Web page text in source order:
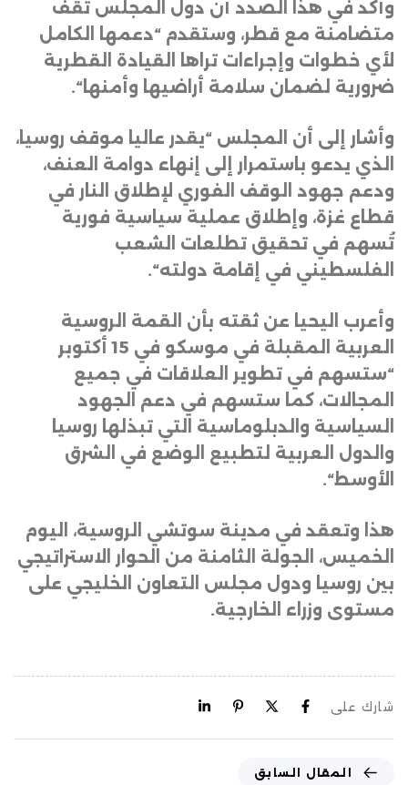
وأكد في هذا الصدد أن دول المجلس تقف
متضامنة مع قطر، وستقدم “دعمها الكامل
لأي خطوات وإجراءات تراها القيادة القطرية
ضرورية لضمان سلامة أراضيها وأمنها“.
وأشار إلى أن المجلس “يقدر عاليا موقف روسيا،
الذي يدعو باستمرار إلى إنهاء دوامة العنف،
ودعم جهود الوقف الفوري لإطلاق النار في
قطاع غزة، وإطلاق عملية سياسية فورية
تُسهم في تحقيق تطلعات الشعب
الفلسطيني في إقامة دولته“.
وأعرب اليحيا عن ثقته بأن القمة الروسية
العربية المقبلة في موسكو في 15 أكتوبر
“ستسهم في تطوير العلاقات في جميع
المجالات، كما ستسهم في دعم الجهود
السياسية والدبلوماسية التي تبذلها روسيا
والدول العربية لتطبيع الوضع في الشرق
الأوسط“.
هذا وتعقد في مدينة سوتشي الروسية، اليوم
الخميس، الجولة الثامنة من الحوار الاستراتيجي
بين روسيا ودول مجلس التعاون الخليجي على
مستوى وزراء الخارجية.
شارك على
المقال السابق